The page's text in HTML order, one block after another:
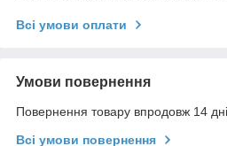
Всі умови оплати
Умови повернення
Повернення товару впродовж 14
Всі умови повернення